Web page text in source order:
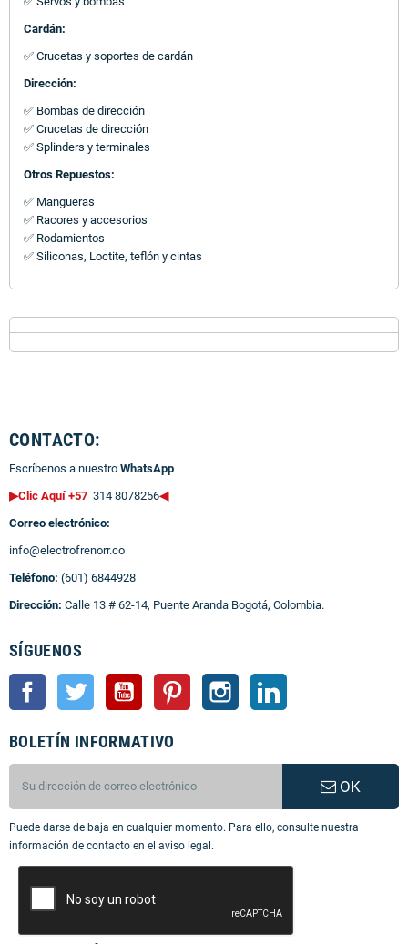
Cardán:
✅ Crucetas y soportes de cardán
Dirección:
✅ Bombas de dirección
✅ Crucetas de dirección
✅ Splinders y terminales
Otros Repuestos:
✅ Mangueras
✅ Racores y accesorios
✅ Rodamientos
✅ Siliconas, Loctite, teflón y cintas
CONTACTO:
Escríbenos a nuestro WhatsApp
▶Clic Aquí +57 314 8078256◀
Correo electrónico:
info@electrofrenorr.co
Teléfono: (601) 6844928
Dirección: Calle 13 # 62-14, Puente Aranda Bogotá, Colombia.
SÍGUENOS
Facebook Twitter YouTube Pinterest Instagram
BOLETÍN INFORMATIVO
OK
Puede darse de baja en cualquier momento. Para ello, consulte nuestra
información de contacto en el aviso legal.